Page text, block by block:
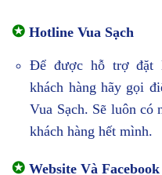
✪ Hotline Vua Sạch
Để được hỗ trợ đặt
khách hàng hãy gọi
Vua Sạch. Sẽ luôn có
khách hàng hết mình.
✪ Website Và